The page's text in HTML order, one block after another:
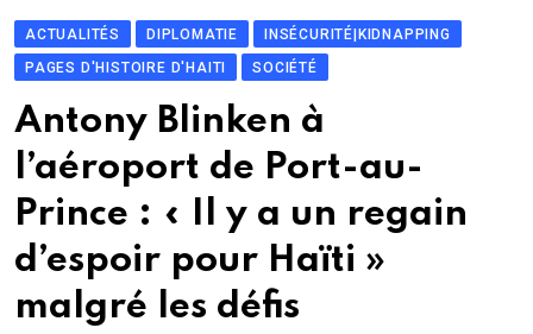
ACTUALITÉS DIPLOMATIE
INSÉCURITÉ|KIDNAPPING
PAGES D'HISTOIRE D'HAITI
SOCIÉTÉ
Antony Blinken à
l’aéroport de Port-au-
Prince : « Il y a un regain
d’espoir pour Haïti »
malgré les défis